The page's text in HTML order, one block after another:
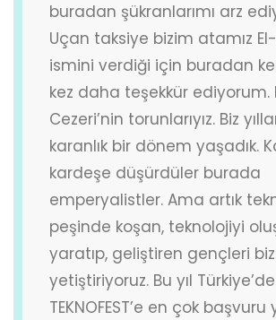
buradan şükranlarımı arz
Uçan taksiye bizim atamız
ismini verdiği için buradan
kez daha teşekkür ediyorum.
Cezeri’nin torunlarıyız. Biz
karanlık bir dönem yaşadık.
kardeşe düşürdüler burada
emperyalistler. Ama artık
peşinde koşan, teknolojiyi
yaratıp, geliştiren gençleri biz
yetiştiriyoruz. Bu yıl Türkiye’de
TEKNOFEST’e en çok başvuru